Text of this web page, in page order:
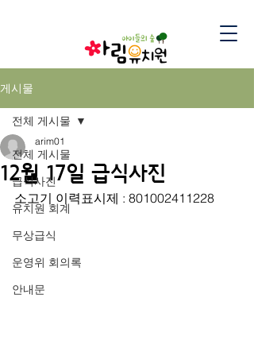
게시물
전체 게시물
급식사진
유치원 회계
무상급식
운영위 회의록
안내문
전체 게시물
12월 17일 급식사진
arim01
소고기 이력표시제 : 801002411228